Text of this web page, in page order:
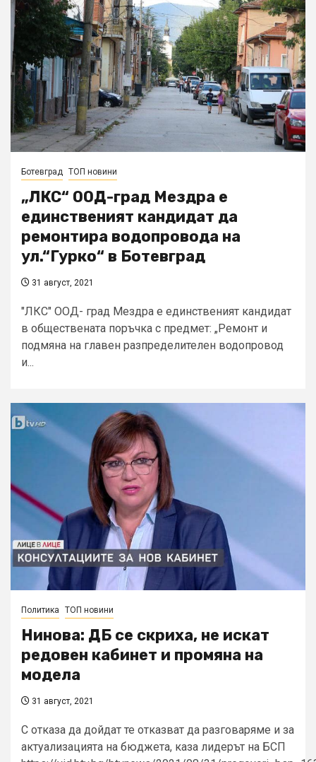
Ботевград ТОП новини
„ЛКС“ ООД-град Мездра е
единственият кандидат да
ремонтира водопровода на
ул.“Гурко“ в Ботевград
31 август, 2021
"ЛКС" ООД- град Мездра е единственият кандидат
в обществената поръчка с предмет: „Ремонт и
подмяна на главен разпределителен водопровод
и...
Политика ТОП новини
Нинова: ДБ се скриха, не искат
редовен кабинет и промяна на
модела
31 август, 2021
С отказа да дойдат те отказват да разговаряме и за
актуализацията на бюджета, каза лидерът на БСП